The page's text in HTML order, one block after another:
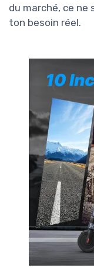
du marché, ce ne
ton besoin réel.